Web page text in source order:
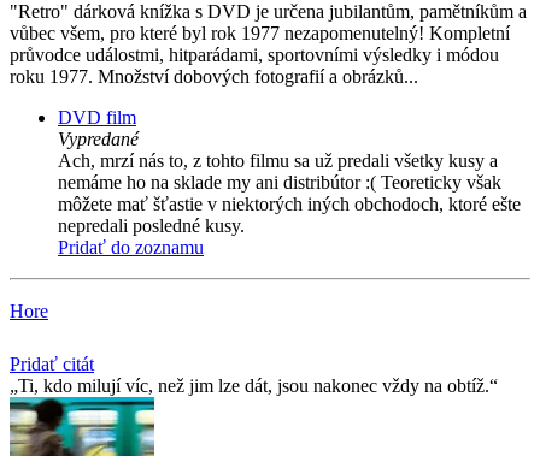
"Retro" dárková knížka s DVD je určena jubilantům, pamětníkům a
vůbec všem, pro které byl rok 1977 nezapomenutelný! Kompletní
průvodce událostmi, hitparádami, sportovními výsledky i módou
roku 1977. Množství dobových fotografií a obrázků...
DVD film
Vypredané
Ach, mrzí nás to, z tohto filmu sa už predali všetky kusy a
nemáme ho na sklade my ani distribútor :( Teoreticky však
môžete mať šťastie v niektorých iných obchodoch, ktoré ešte
nepredali posledné kusy.
Pridať do zoznamu
Hore
Pridať citát
Ti, kdo milují víc, než jim lze dát, jsou nakonec vždy na obtíž.